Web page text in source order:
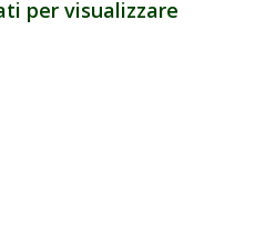
per visualizzare